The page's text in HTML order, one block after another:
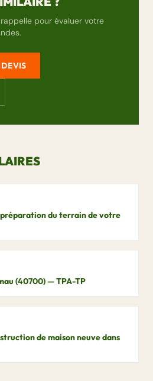
pour évaluer votre
préparation du terrain de votre
(40700) — TPA-TP
de maison neuve dans